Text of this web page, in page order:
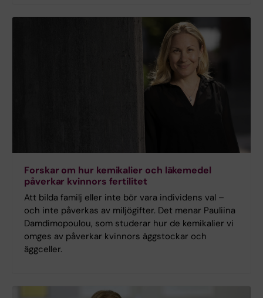
Forskar om hur kemikalier och läkemedel
påverkar kvinnors fertilitet
Att bilda familj eller inte bör vara individens val –
och inte påverkas av miljögifter. Det menar Pauliina
Damdimopoulou, som studerar hur de kemikalier vi
omges av påverkar kvinnors äggstockar och
äggceller.